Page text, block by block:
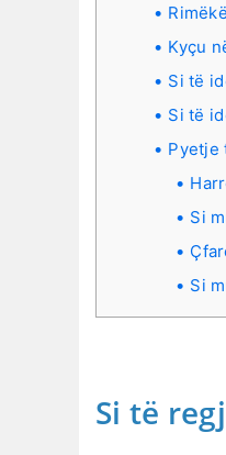
Kyçu
Si të
Si të
Pyetje
Si
Si
Si të